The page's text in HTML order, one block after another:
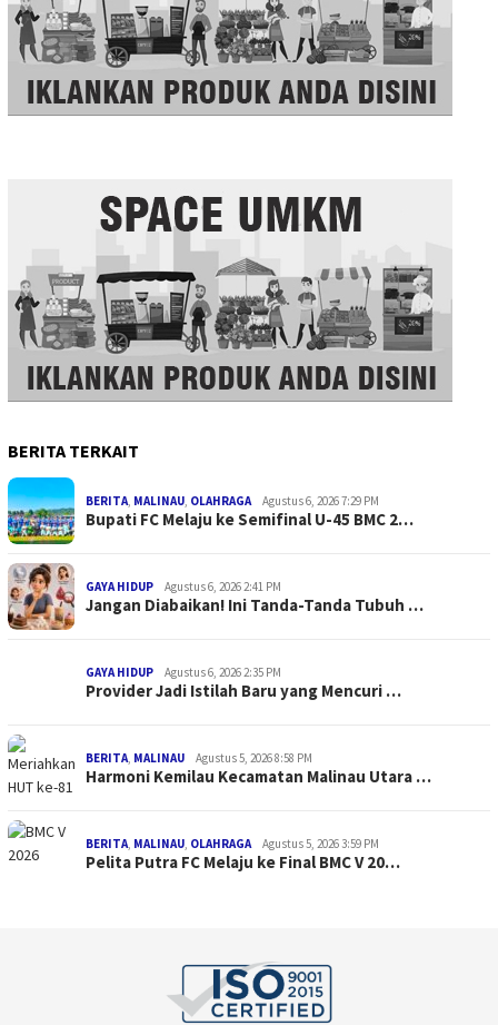
BERITA TERKAIT
BERITA MALINAU OLAHRAGA Agustus 6, 2026 7:29 PM
Bupati FC Melaju ke Semifinal U-45 BMC 2…
GAYA HIDUP Agustus 6, 2026 2:41 PM
Jangan Diabaikan! Ini Tanda-Tanda Tubuh …
GAYA HIDUP Agustus 6, 2026 2:35 PM
Provider Jadi Istilah Baru yang Mencuri …
BERITA MALINAU Agustus 5, 2026 8:58 PM
Harmoni Kemilau Kecamatan Malinau Utara …
BERITA MALINAU OLAHRAGA Agustus 5, 2026 3:59 PM
Pelita Putra FC Melaju ke Final BMC V 20…